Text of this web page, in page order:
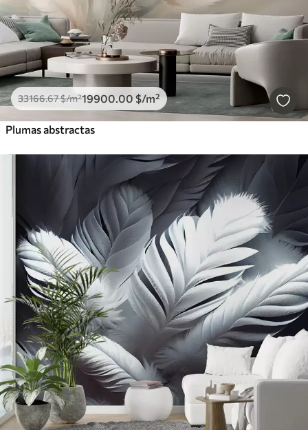
33166.67$/m²19900.00 $/m²
Plumas abstractas